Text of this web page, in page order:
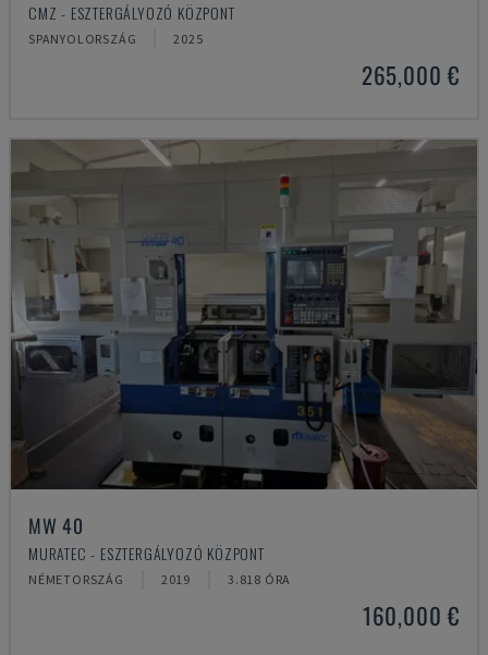
CMZ - ESZTERGÁLYOZÓ KÖZPONT
SPANYOLORSZÁG 2025
265,000 €
MW 40
MURATEC - ESZTERGÁLYOZÓ KÖZPONT
NÉMETORSZÁG 2019 3.818 ÓRA
160,000 €